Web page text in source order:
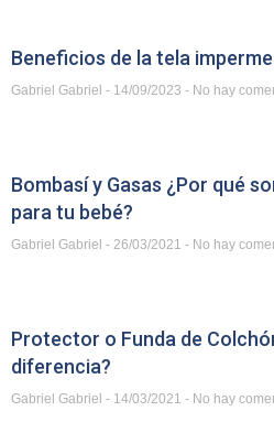
Beneficios de la tela
Gabriel Gabriel 14/09/2023 No hay
Bombasí y Gasas ¿Por qué
para tu bebé?
Gabriel Gabriel 26/03/2021 No hay
Protector o Funda de
diferencia?
Gabriel Gabriel 14/03/2021 No hay